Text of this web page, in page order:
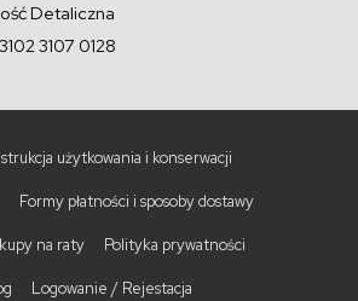
Detaliczna
3107 0128
użytkowania i konserwacji
Formy płatności i sposoby dostawy
na raty Polityka prywatności
Logowanie / Rejestacja